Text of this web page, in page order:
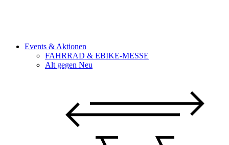
Events & Aktionen
FAHRRAD & EBIKE-MESSE
Alt gegen Neu